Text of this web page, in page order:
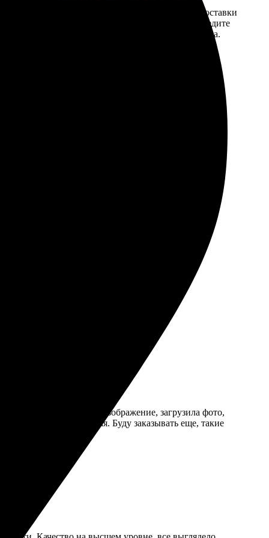
Введите адрес и выберите способ доставки
заказа. Если у вас есть промокод, введите
его в специальное поле для промокода.
когда время поджимает.
пришлось увеличительное брать.
был простым: выбрала изображение, загрузила фото,
упаковка надежная. Буду заказывать еще, такие